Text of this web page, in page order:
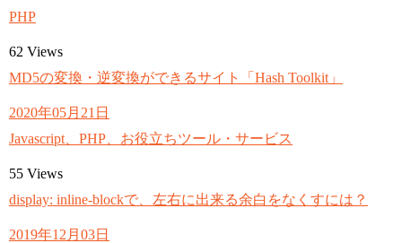
PHP
62 Views
MD5の変換・逆変換ができるサイト「Hash Toolkit」
2020年05月21日
Javascript、PHP、お役立ちツール・サービス
55 Views
display: inline-blockで、左右に出来る余白をなくすには？
2019年12月03日